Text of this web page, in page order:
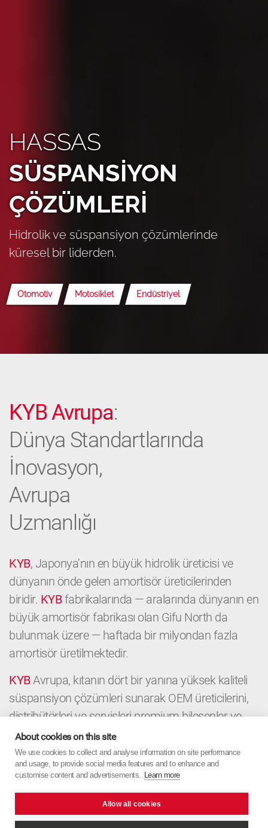
HASSAS
SÜSPANSİYON
ÇÖZÜMLERİ
Hidrolik ve süspansiyon çözümlerinde
küresel bir liderden.
Otomotiv Motosiklet Endüstriyel
KYB Avrupa:
Dünya Standartlarında
İnovasyon,
Avrupa
Uzmanlığı
KYB, Japonya’nın en büyük hidrolik üreticisi ve
dünyanın önde gelen amortisör üreticilerinden
biridir. KYBfabrikalarında — aralarında dünyanın en
büyük amortisör fabrikası olan Gifu North da
bulunmak üzere — haftada bir milyondan fazla
amortisör üretilmektedir.
KYBAvrupa, kıtanın dört bir yanına yüksek kaliteli
süspansiyon çözümleri sunarak OEM üreticilerini,
distribütörleri ve servisleri premium bileşenler ve
yerel uzmanlıkla destekler. OEM’den Aftermarket’e
kadarKYBAvrupa, Japon hassasiyetini Avrupa
odağıyla birleştirir.
About cookies on this site
We use cookies to collect and analyse information on site performance
and usage, to provide social media features and to enhance and
customise content and advertisements. Learn more
Allow all cookies